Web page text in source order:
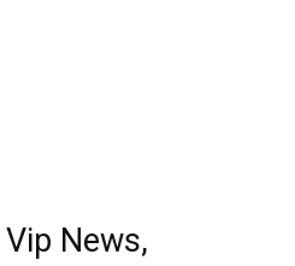
News,